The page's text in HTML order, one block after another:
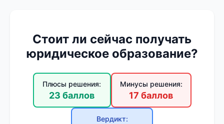
Стоит ли сейчас получать
юридическое образование?
Плюсы решения:
23 баллов
Минусы решения:
17 баллов
Вердикт: